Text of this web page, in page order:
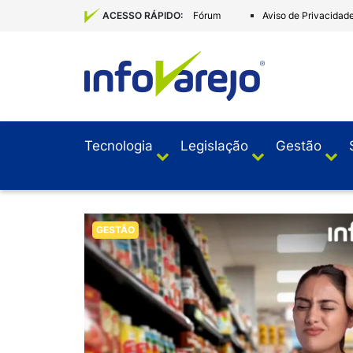
ACESSO RÁPIDO: Fórum Aviso de
Tecnologia Legislação Gestão
GESTÃO